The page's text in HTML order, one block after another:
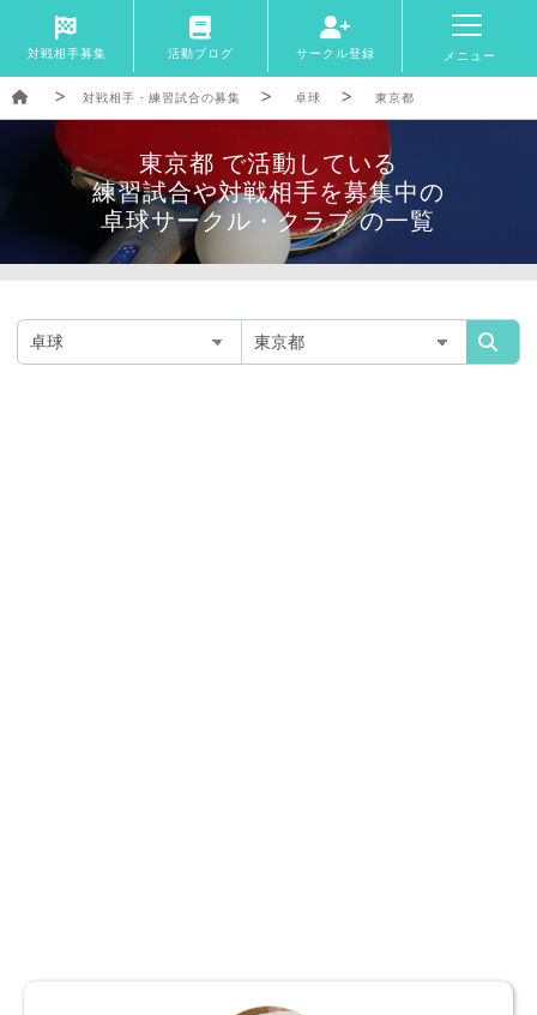
対戦相手募集 活動ブログ サークル登録 メニュー
対戦相手・練習試合の募集 卓球 東京都
東京都 で活動している
練習試合や対戦相手を募集中の
卓球サークル・クラブ の一覧